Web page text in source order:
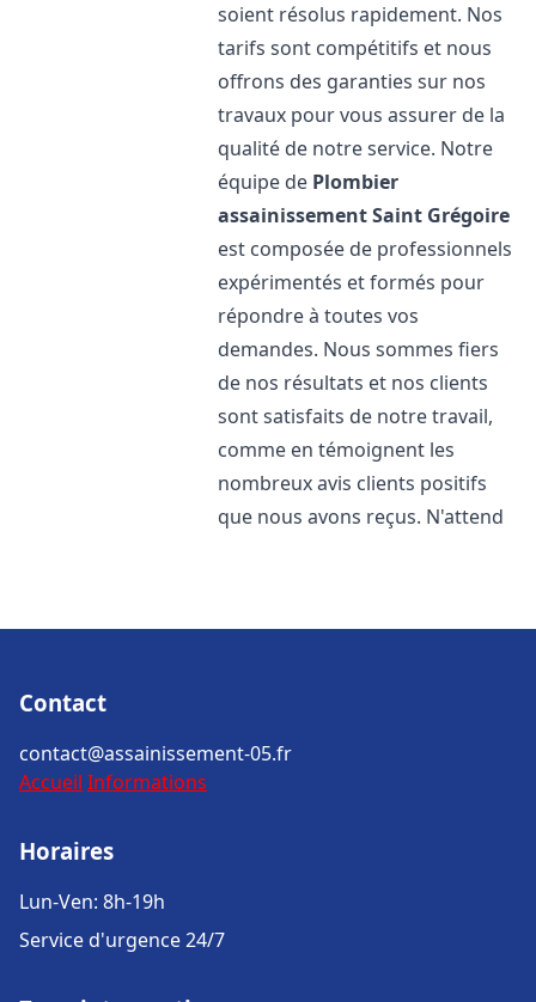
soient résolus rapidement. Nos
tarifs sont compétitifs et nous
offrons des garanties sur nos
travaux pour vous assurer de la
qualité de notre service. Notre
équipe de Plombier
assainissementSaint Grégoire
est composée de professionnels
expérimentés et formés pour
répondre à toutes vos
demandes. Nous sommes fiers
de nos résultats et nos clients
sont satisfaits de notre travail,
comme en témoignent les
nombreux avis clients positifs
que nous avons reçus. N'attend
Contact
contact@assainissement-05.fr
Accueil Informations
Horaires
Lun-Ven: 8h-19h
Service d'urgence 24/7